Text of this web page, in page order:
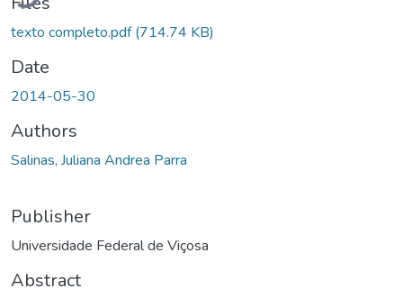
texto completo.pdf(714.74 KB)
Date
2014-05-30
Authors
Salinas, Juliana Andrea Parra
Publisher
Universidade Federal de Viçosa
Abstract